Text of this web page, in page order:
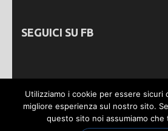
SEGUICI SU FB
Webmastering bySGWEB |
Utilizziamo i cookie per essere sicuri
migliore esperienza sul nostro sito.
questo sito noi assumiamo che